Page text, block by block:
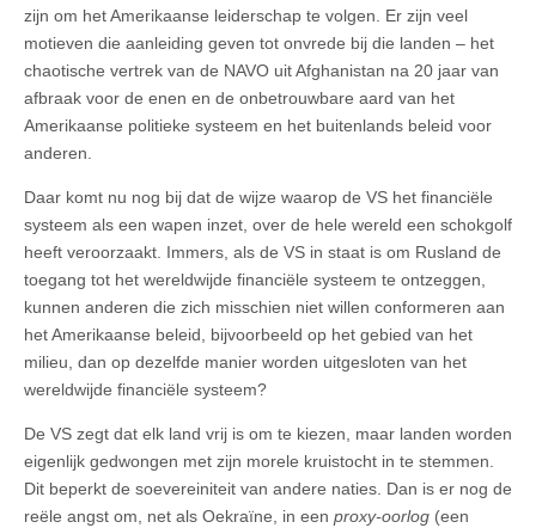
zijn om het Amerikaanse leiderschap te volgen. Er zijn veel
motieven die aanleiding geven tot onvrede bij die landen – het
chaotische vertrek van de NAVO uit Afghanistan na 20 jaar van
afbraak voor de enen en de onbetrouwbare aard van het
Amerikaanse politieke systeem en het buitenlands beleid voor
anderen.
Daar komt nu nog bij dat de wijze waarop de VS het financiële
systeem als een wapen inzet, over de hele wereld een schokgolf
heeft veroorzaakt. Immers, als de VS in staat is om Rusland de
toegang tot het wereldwijde financiële systeem te ontzeggen,
kunnen anderen die zich misschien niet willen conformeren aan
het Amerikaanse beleid, bijvoorbeeld op het gebied van het
milieu, dan op dezelfde manier worden uitgesloten van het
wereldwijde financiële systeem?
De VS zegt dat elk land vrij is om te kiezen, maar landen worden
eigenlijk gedwongen met zijn morele kruistocht in te stemmen.
Dit beperkt de soevereiniteit van andere naties. Dan is er nog de
reële angst om, net als Oekraïne, in een proxy-oorlog (een